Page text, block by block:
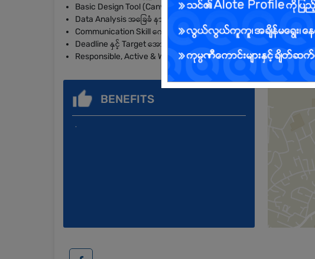
Basic Design Tool (Canva, Photoshop စသည်) အသုံးပြုနိုင်သူ
Data Analysis အခြေခံ နားလည်သူ
Communication Skill ကောင်းမွန်ပြီး Teamwork လုပ်နိုင်သူ
Deadline နှင့် Target အောက်တွင် အလုပ်လုပ်နိုင်သူ
Responsible, Active & Willing to Learn ဖြစ်သူ
BENEFITS
.